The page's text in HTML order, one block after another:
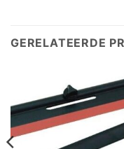
GERELATEERDE